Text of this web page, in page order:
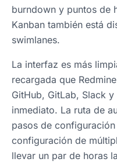
burndown y puntos de
Kanban también está
swimlanes.
La interfaz es más
recargada que
GitHub, GitLab, Slack
inmediato. La ruta de
pasos de
configuración de
llevar un par de horas